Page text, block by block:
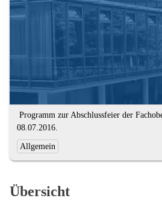
Kompetenzen
Textauszug
Programm zur Abschlussfeier der
08.07.2016.
Ende
des
Textauszugs
Kategorien
und
Allgemein
Übersicht